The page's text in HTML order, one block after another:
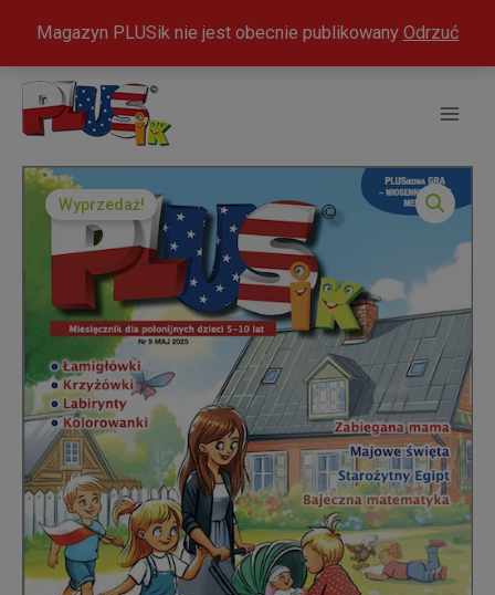
Magazyn PLUSik nie jest obecnie publikowany Odrzuć
Przejdź
treści
Wyprzedaż!